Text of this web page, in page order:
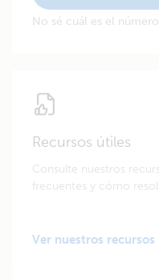
No sé cuál es el
Recursos útiles
Consulte nuestros
frecuentes y cómo
Ver nuestros recursos